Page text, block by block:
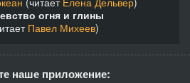
огня и глины 27
огня и глины 28
огня и глины
Павел Михеев)
наше приложение: